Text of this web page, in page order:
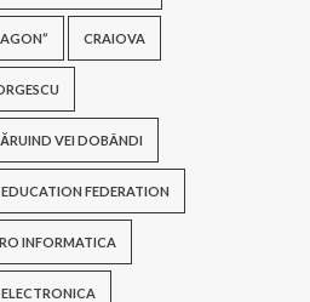
CRAIOVA
VEI DOBÂNDI
FEDERATION
INFORMATICA